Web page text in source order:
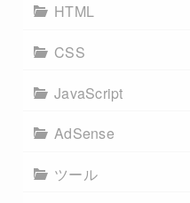
HTML
CSS
JavaScript
AdSense
ツール